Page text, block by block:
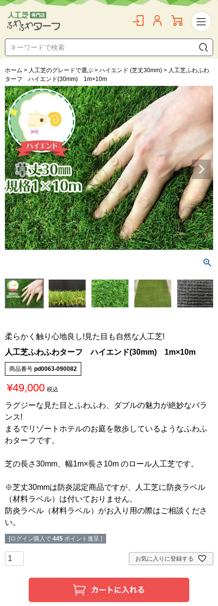
ホーム 人工芝のグレードで選ぶ ハイエンド (芝丈30mm)
人工芝ふわふわ
ターフ ハイエンド(30mm) 1m×10m
柔らかく触り心地良し!見た目も自然な人工芝!
人工芝ふわふわターフ ハイエンド(30mm) 1m×10m
商品番号 pd0063-090082
¥49,000 税込
ラグジーな見た目とふわふわ、ダブルの魅力が絶妙なバラ
ンス!
まるでリゾートホテルのお庭を散歩しているようなふわふ
わターフです。
芝の長さ30mm、幅1m×長さ10m のロール人工芝です。
※芝丈30mmは防炎認定商品ですが、人工芝に防炎ラベル
（材料ラベル）は付いておりません。
防炎ラベル（材料ラベル）がお入り用の際はご相談くださ
い。
[ログイン購入で 445 ポイント進呈 ]
お気に入りに登録する